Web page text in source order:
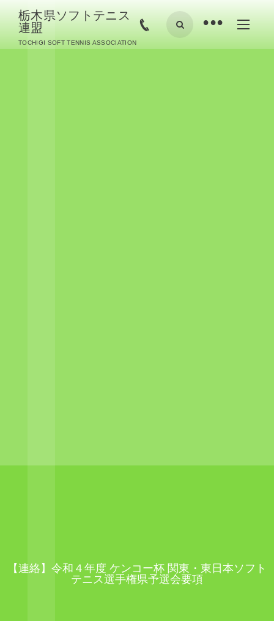
栃木県ソフトテニス
連盟
TOCHIGI SOFT TENNIS ASSOCIATION
•
【連絡】令和４年度 ケンコー杯 関東・東日本ソフト
テニス選手権県予選会要項